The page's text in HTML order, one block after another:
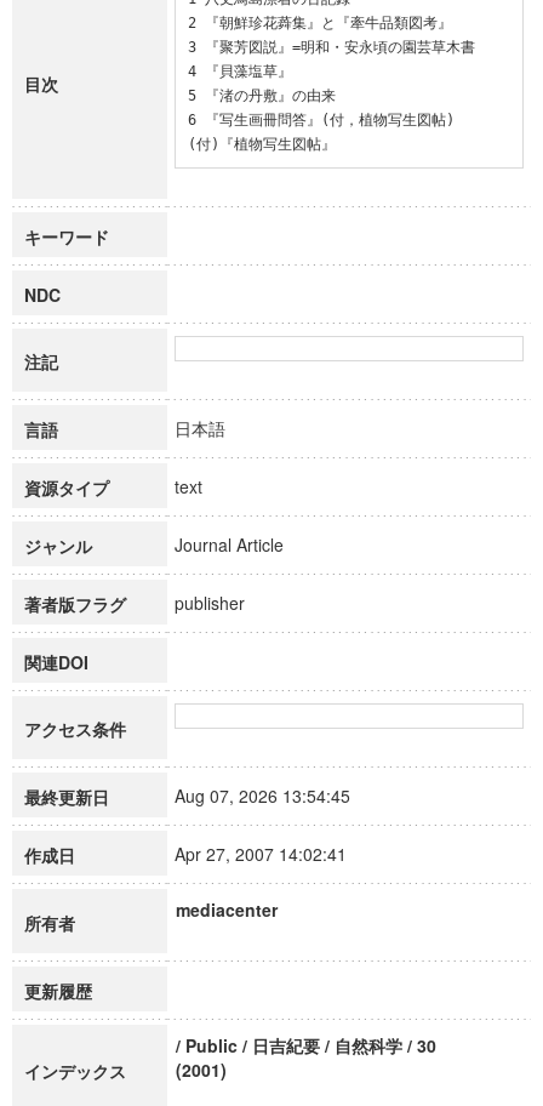
目次
2 『朝鮮珍花蕣集』と『牽牛品類図考』
3 『聚芳図説』=明和・安永頃の園芸草木書
4 『貝藻塩草』
5 『渚の丹敷』の由来
6 『写生画冊問答』(付，植物写生図帖)
(付)『植物写生図帖』
キーワード
NDC
注記
言語 日本語
資源タイプ text
ジャンル Journal Article
著者版フラグ publisher
関連DOI
アクセス条件
最終更新日 Aug 07, 2026 13:54:45
作成日 Apr 27, 2007 14:02:41
所有者
mediacenter
更新履歴
インデックス
/ Public / 日吉紀要 / 自然科学 / 30
(2001)